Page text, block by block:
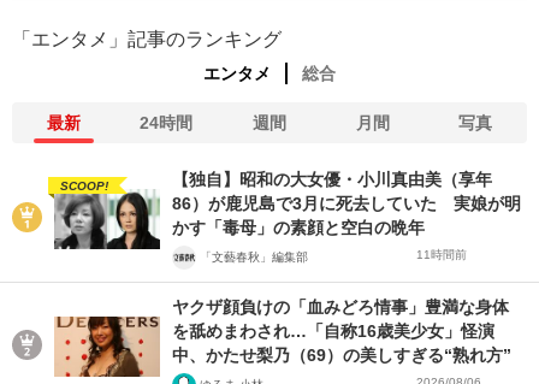
「エンタメ」記事のランキング
エンタメ 総合
最新 24時間 週間 月間 写真
SCOOP!
【独自】昭和の大女優・小川真由美（享年
86）が鹿児島で3月に死去していた 実娘が明
かす「毒母」の素顔と空白の晩年
「文藝春秋」編集部 11時間前
ヤクザ顔負けの「血みどろ情事」豊満な身体
を舐めまわされ…「自称16歳美少女」怪演
中、かたせ梨乃（69）の美しすぎる“熟れ方”